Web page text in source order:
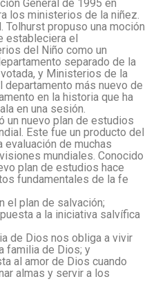
General de 1995 en
los ministerios de la niñez.
Tolhurst propuso una moción
estableciera el
del Niño como un
separado de la
y Ministerios de la
departamento más nuevo de
en la historia que ha
en una sesión.
un nuevo plan de estudios
Este fue un producto del
de muchas
mundiales. Conocido
plan de estudios hace
fundamentales de la fe
el plan de salvación;
a la iniciativa salvífica
de Dios nos obliga a vivir
familia de Dios; y
al amor de Dios cuando
almas y servir a los